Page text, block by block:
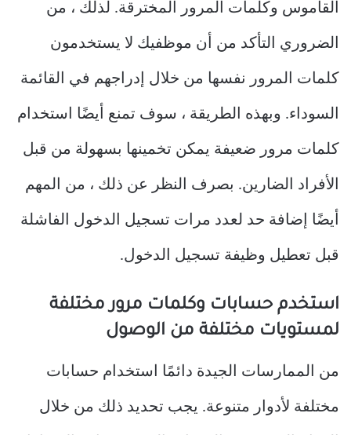
القاموس وكلمات المرور المخترقة. لذلك ، من
الضروري التأكد من أن موظفيك لا يستخدمون
كلمات المرور نفسها من خلال إدراجهم في القائمة
السوداء. وبهذه الطريقة ، سوف تمنع أيضًا استخدام
كلمات مرور ضعيفة يمكن تخمينها بسهولة من قبل
الأفراد الضارين. بصرف النظر عن ذلك ، من المهم
أيضًا إضافة حد لعدد مرات تسجيل الدخول الفاشلة
قبل تعطيل وظيفة تسجيل الدخول.
استخدم حسابات وكلمات مرور مختلفة
لمستويات مختلفة من الوصول
من الممارسات الجيدة دائمًا استخدام حسابات
مختلفة لأدوار متنوعة. يجب تحديد ذلك من خلال